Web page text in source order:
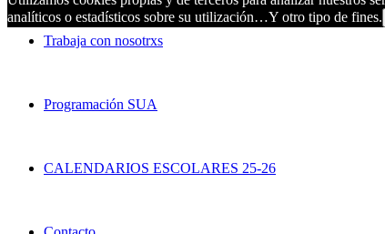
Trabaja con nosotrxs
Programación SUA
CALENDARIOS ESCOLARES 25-26
analíticos o estadísticos sobre su utilización…Y otro tipo de fines.